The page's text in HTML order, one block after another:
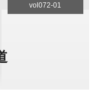
vol072-01